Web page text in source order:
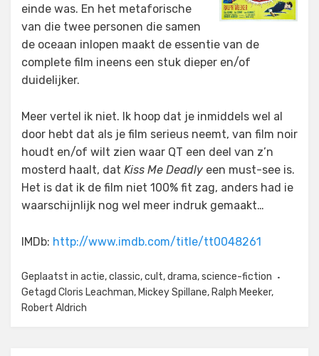
einde was. En het metaforische
van die twee personen die samen
de oceaan inlopen maakt de essentie van de
complete film ineens een stuk dieper en/of
duidelijker.
Meer vertel ik niet. Ik hoop dat je inmiddels wel al
door hebt dat als je film serieus neemt, van film noir
houdt en/of wilt zien waar QT een deel van z’n
mosterd haalt, dat Kiss Me Deadly een must-see is.
Het is dat ik de film niet 100% fit zag, anders had ie
waarschijnlijk nog wel meer indruk gemaakt…
IMDb: http://www.imdb.com/title/tt0048261
Geplaatst in actie,classic,cult,drama,science-fiction
Getagd Cloris Leachman, Mickey Spillane, Ralph Meeker,
Robert Aldrich